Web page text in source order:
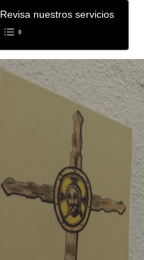
Revisa nuestros servicios